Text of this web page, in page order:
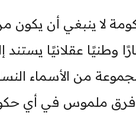
لا ينبغي أن يكون
وطنيًا عقلانيًا يستند
من الأسماء
ملموس في أي